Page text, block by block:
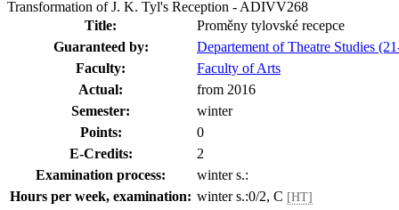
Transformation of J. K. Tyl's Reception - ADIVV268
Title:
Proměny tylovské recepce
Guaranteed by:
Departement of Theatre Studies
Faculty:
Faculty of Arts
Actual:
from 2016
Semester:
winter
Points:
0
E-Credits:
2
Examination process:
winter s.:
Hours per week, examination: winter s.:0/2, C [HT]